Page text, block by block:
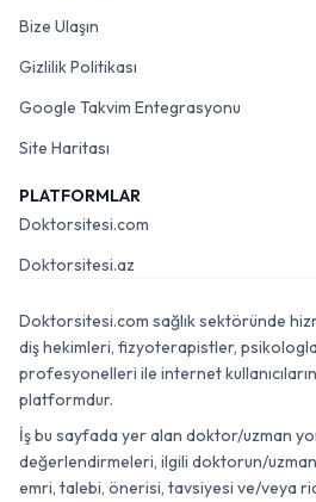
Bize Ulaşın
Gizlilik Politikası
Google Takvim Entegrasyonu
Site Haritası
PLATFORMLAR
Doktorsitesi.com
Doktorsitesi.az
Doktorsitesi.com sağlık sektöründe
diş hekimleri, fizyoterapistler,
profesyonelleri ile internet
platformdur.
İş bu sayfada yer alan doktor/uzman
değerlendirmeleri, ilgili doktorun/
emri, talebi, önerisi, tavsiyesi ve/veya